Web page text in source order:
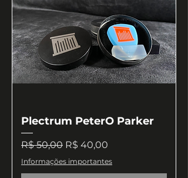
Plectrum PeterO Parker
Preço normal
R$ 50,00 Preço promocional
R$ 40,00
Informações importantes